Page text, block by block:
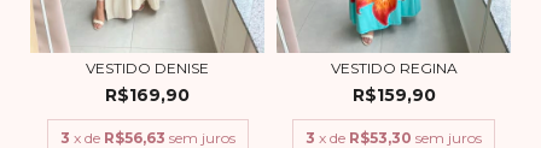
VESTIDO DENISE
R$169,90
3 x de R$56,63 sem juros
VESTIDO REGINA
R$159,90
3 x de R$53,30 sem juros